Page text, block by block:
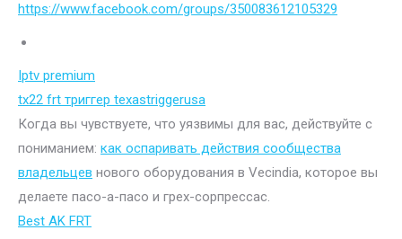
https://www.facebook.com/groups/350083612105329
Iptv premium
tx22 frt триггер texastriggerusa
Когда вы чувствуете, что уязвимы для вас, действуйте с
пониманием: как оспаривать действия сообщества
владельцев нового оборудования в Vecindia, которое вы
делаете пасо-а-пасо и грех-сорпрессас.
Best AK FRT